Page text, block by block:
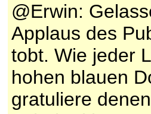
@Erwin:
Applaus des
tobt. Wie jeder
hohen blauen
gratuliere